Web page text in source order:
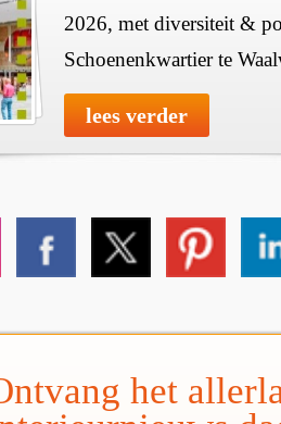
2026, met diversiteit &
Schoenenkwartier te
lees verder
het